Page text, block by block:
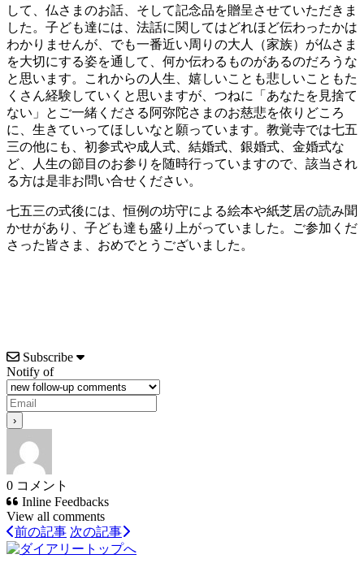
して、仏さまのお話、そして記念品を贈呈させていただきま
した。子ども達には、法話に関してはどれほど伝わったかは
わかりませんが、でも一番近い周りの大人（家族）が仏さま
を大切にする姿を通して、何か伝わるものがあるのだろうな
と思います。これからの人生、嬉しいことも悲しいこともた
くさん経験していくと思いますが、つねに「あなたを見捨て
ない」とご一緒くださる阿弥陀さまのお慈悲を依りどころ
に、生きていってほしいなと願っています。教覚寺では七五
三の他にも、初参式や成人式、結婚式、銀婚式、金婚式な
ど、人生の節目のお参りを随時行っていますので、該当され
る方は是非お問い合せください。
七五三の式後には、恒例の坊守による絵本や紙芝居の読み聞
かせがあり、子ども達も盛り上がっていました。ご参加くだ
さった皆さま、おめでとうございました。
Subscribe
Notify of
0 コメント
Inline Feedbacks
View all comments
前の記事 次の記事